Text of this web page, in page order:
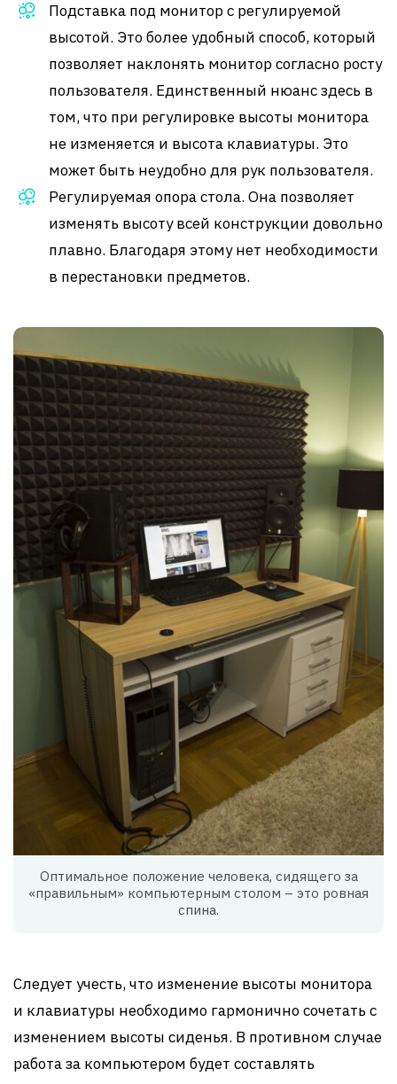
Подставка под монитор с регулируемой
высотой. Это более удобный способ, который
позволяет наклонять монитор согласно росту
пользователя. Единственный нюанс здесь в
том, что при регулировке высоты монитора
не изменяется и высота клавиатуры. Это
может быть неудобно для рук пользователя.
Регулируемая опора стола. Она позволяет
изменять высоту всей конструкции довольно
плавно. Благодаря этому нет необходимости
в перестановки предметов.
Оптимальное положение человека, сидящего за
«правильным» компьютерным столом – это ровная
спина.
Следует учесть, что изменение высоты монитора
и клавиатуры необходимо гармонично сочетать с
изменением высоты сиденья. В противном случае
работа за компьютером будет составлять